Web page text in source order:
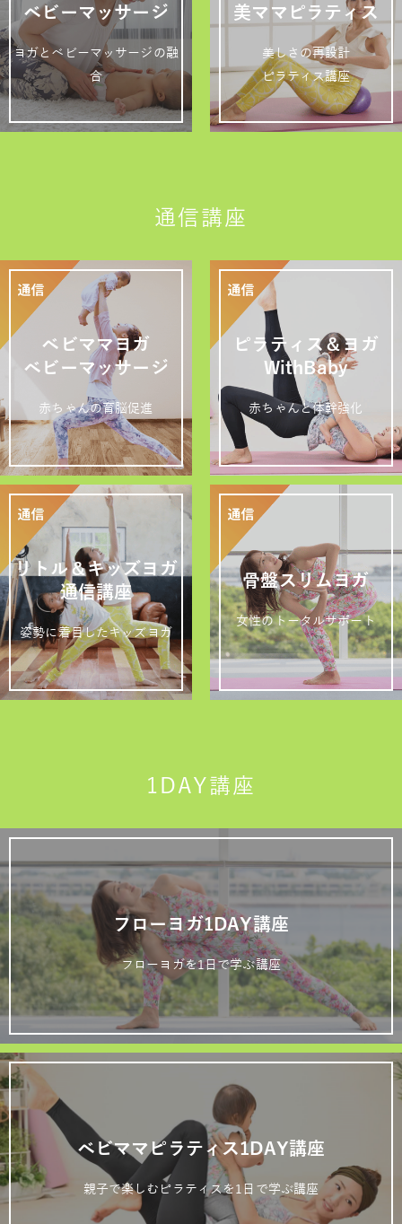
ベビーマッサージ
ヨガとベビーマッサージの融
合
美ママピラティス
美しさの再設計
ピラティス講座
通信講座
ベビママヨガ
ベビーマッサージ
赤ちゃんの育脳促進
ピラティス＆ヨガ
WithBaby
赤ちゃんと体幹強化
リトル＆キッズヨガ
通信講座
姿勢に着目したキッズヨガ
骨盤スリムヨガ
女性のトータルサポート
1DAY講座
フローヨガ1DAY講座
フローヨガを1日で学ぶ講座
ベビママピラティス1DAY講座
親子で楽しむピラティスを1日で学ぶ講座